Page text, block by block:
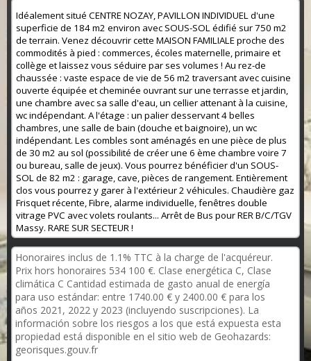
Idéalement situé CENTRE NOZAY, PAVILLON INDIVIDUEL d'une
superficie de 184 m2 environ avec SOUS-SOL édifié sur 750 m2
de terrain. Venez découvrir cette MAISON FAMILIALE proche des
commodités à pied : commerces, écoles maternelle, primaire et
collège et laissez vous séduire par ses volumes ! Au rez-de
chaussée : vaste espace de vie de 56 m2 traversant avec cuisine
ouverte équipée et cheminée ouvrant sur une terrasse et jardin,
une chambre avec sa salle d'eau, un cellier attenant à la cuisine,
wc indépendant. A l'étage : un palier desservant 4 belles
chambres, une salle de bain (douche et baignoire), un wc
indépendant. Les combles sont aménagés en une pièce de plus
de 30 m2 au sol (possibilité de créer une 6 ème chambre voire 7
ou bureau, salle de jeux). Vous pourrez bénéficier d'un SOUS-
SOL de 82 m2 : garage, cave, pièces de rangement. Entièrement
clos vous pourrez y garer à l'extérieur 2 véhicules. Chaudière gaz
Frisquet récente, Fibre, alarme individuelle, fenêtres double
vitrage PVC avec volets roulants... Arrêt de Bus pour RER B/C/TGV
Massy. RARE SUR SECTEUR !
Honoraires inclus de 1.1% TTC à la charge de l'acquéreur.
Prix hors honoraires 534 100 €. Clase energética C, Clase
climática C Cantidad estimada de gasto anual de energía
para uso estándar: entre 1740.00 € y 2400.00 € para los
años 2021, 2022 y 2023 (incluyendo suscripciones). La
información sobre los riesgos a los que está expuesta esta
propiedad está disponible en el sitio web de Geohazards:
georisques.gouv.fr